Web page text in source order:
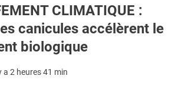
liste
CLIMATIQUE :
canicules accélèrent le
biologique
a 2 heures 41 min